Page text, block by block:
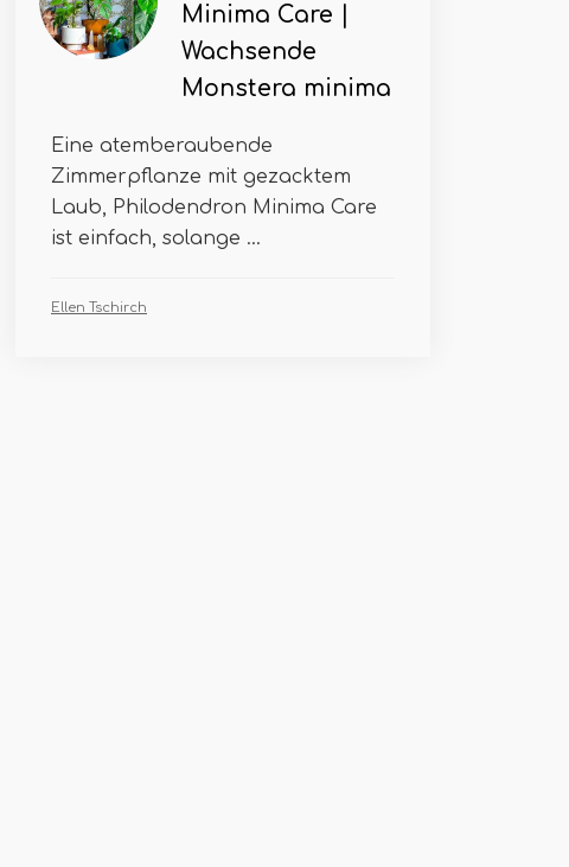
Minima Care |
Wachsende
Monstera minima
Eine atemberaubende
Zimmerpflanze mit gezacktem
Laub, Philodendron Minima Care
ist einfach, solange ...
Ellen Tschirch